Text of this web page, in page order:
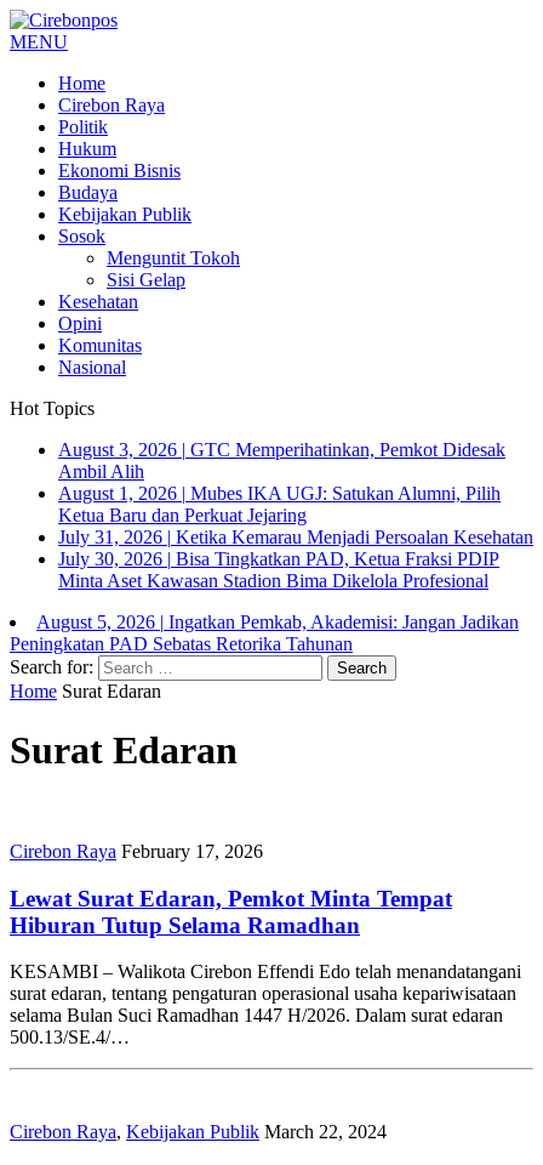
MENU
Home
Cirebon Raya
Politik
Hukum
Ekonomi Bisnis
Budaya
Kebijakan Publik
Sosok
Menguntit Tokoh
Sisi Gelap
Kesehatan
Opini
Komunitas
Nasional
Hot Topics
August 3, 2026 | GTC Memperihatinkan, Pemkot Didesak
Ambil Alih
August 1, 2026 | Mubes IKA UGJ: Satukan Alumni, Pilih
Ketua Baru dan Perkuat Jejaring
July 31, 2026 | Ketika Kemarau Menjadi Persoalan Kesehatan
July 30, 2026 | Bisa Tingkatkan PAD, Ketua Fraksi PDIP
Minta Aset Kawasan Stadion Bima Dikelola Profesional
August 5, 2026 | Ingatkan Pemkab, Akademisi: Jangan Jadikan
Peningkatan PAD Sebatas Retorika Tahunan
Search for:
Home Surat Edaran
Surat Edaran
Cirebon Raya February 17, 2026
Lewat Surat Edaran, Pemkot Minta Tempat
Hiburan Tutup Selama Ramadhan
KESAMBI – Walikota Cirebon Effendi Edo telah menandatangani
surat edaran, tentang pengaturan operasional usaha kepariwisataan
selama Bulan Suci Ramadhan 1447 H/2026. Dalam surat edaran
500.13/SE.4/…
Cirebon Raya, Kebijakan Publik March 22, 2024